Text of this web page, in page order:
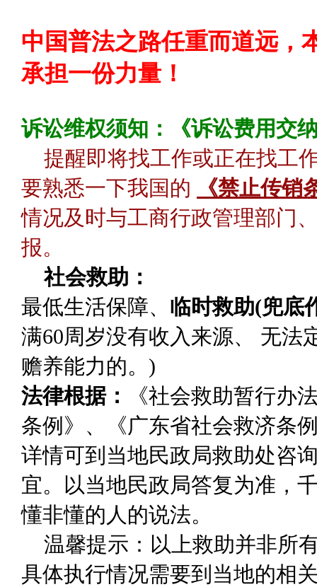
中国普法之路任重而道远，
承担一份力量！
诉讼维权须知：《诉讼费用交
提醒即将找工作或正在找工
要熟悉一下我国的
《禁止传销
情况及时与工商行政管理部门
报。
社会救助：
最低生活保障、 临时救助(兜底
满60周岁没有收入来源、 无法
赡养能力的。)
法律根据：
《社会救助暂行办
条例》、《广东省社会救济条
详情可到当地民政局救助处咨
宜。以当地民政局答复为准，
懂非懂的人的说法。
温馨提示：以上救助并非所
具体执行情况需要到当地的相